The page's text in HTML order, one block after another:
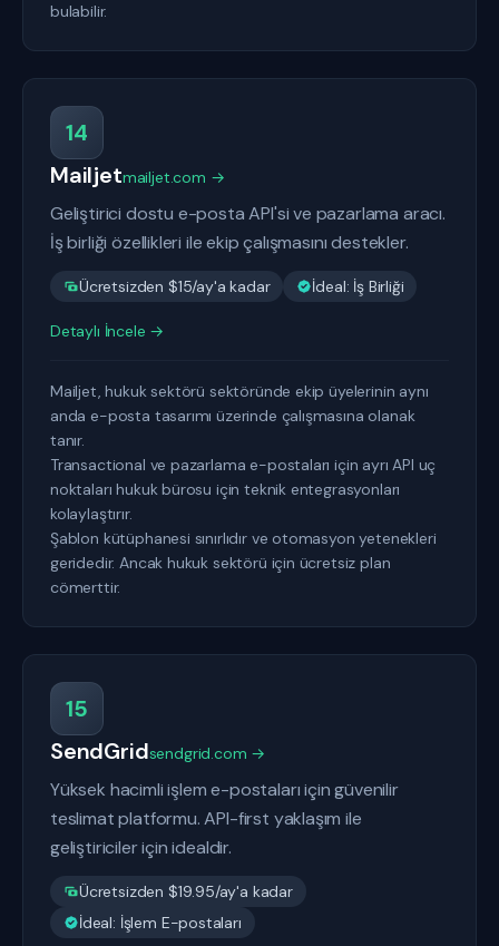
bulabilir.
14
Mailjetmailjet.com →
Geliştirici dostu e-posta API'si ve pazarlama aracı.
İş birliği özellikleri ile ekip çalışmasını destekler.
Ücretsizden $15/ay'a kadar İdeal: İş Birliği
Detaylı İncele →
Mailjet, hukuk sektörü sektöründe ekip üyelerinin aynı
anda e-posta tasarımı üzerinde çalışmasına olanak
tanır.
Transactional ve pazarlama e-postaları için ayrı API uç
noktaları hukuk bürosu için teknik entegrasyonları
kolaylaştırır.
Şablon kütüphanesi sınırlıdır ve otomasyon yetenekleri
geridedir. Ancak hukuk sektörü için ücretsiz plan
cömerttir.
15
SendGridsendgrid.com →
Yüksek hacimli işlem e-postaları için güvenilir
teslimat platformu. API-first yaklaşım ile
geliştiriciler için idealdir.
Ücretsizden $19.95/ay'a kadar
İdeal: İşlem E-postaları